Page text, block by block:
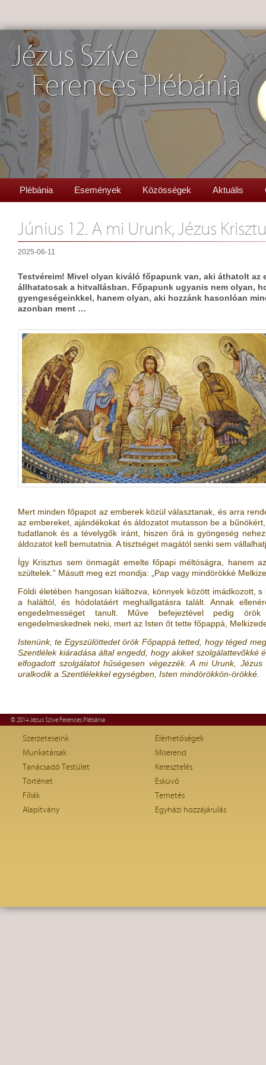
Jézus Szíve
Ferences Plébánia
Plébánia Események Közösségek Aktuális
Június 12. A mi Urunk, Jézus
2025-06-11
Testvéreim! Mivel olyan kiváló főpapunk van, aki áthatolt az
állhatatosak a hitvallásban. Főpapunk ugyanis nem olyan,
gyengeségeinkkel, hanem olyan, aki hozzánk hasonlóan
azonban ment …
Mert minden főpapot az emberek közül választanak, és arra
az embereket, ajándékokat és áldozatot mutasson be a
tudatlanok és a tévelygők iránt, hiszen őrá is gyöngeség
áldozatot kell bemutatnia. A tisztséget magától senki sem
Így Krisztus sem önmagát emelte főpapi méltóságra, hanem
szültelek.” Másutt meg ezt mondja: „Pap vagy mindörökké
Földi életében hangosan kiáltozva, könnyek között imádkozott,
a haláltól, és hódolatáért meghallgatásra talált. Annak
engedelmességet tanult. Műve befejeztével pedig
engedelmeskednek neki, mert az Isten őt tette főpappá,
Istenünk, te Egyszülöttedet örök Főpappá tetted, hogy téged
Szentlélek kiáradása által engedd, hogy akiket szolgálattevőkké
elfogadott szolgálatot hűségesen végezzék. A mi Urunk,
uralkodik a Szentlélekkel egységben, Isten mindörökkön-örökké.
© 2014 Jézus Szíve Ferences Plébánia
Szerzeteseink
Munkatársak
Tanácsadó Testület
Történet
Fíliák
Alapítvány
Elérhetőségek
Miserend
Keresztelés
Esküvő
Temetés
Egyházi hozzájárulás